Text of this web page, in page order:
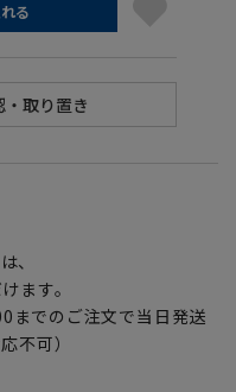
る
、
ます。
までのご注文で当日発送
不可）